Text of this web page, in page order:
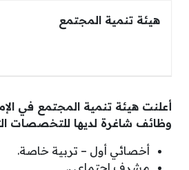
هيئة تنمية المجتمع
أعلنت هيئة تنمية المجتمع في
وظائف شاغرة لديها للتخصصات
أخصائي أول – تربية خاصة.